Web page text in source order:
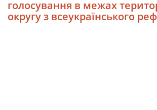
голосування в межах
округу з всеукраїнського